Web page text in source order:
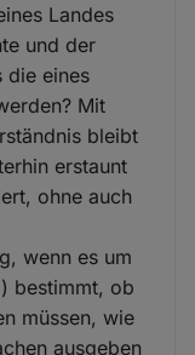
Landes
und der
die eines
Mit
bleibt
erstaunt
ohne auch
wenn es um
bestimmt, ob
müssen, wie
ausgeben